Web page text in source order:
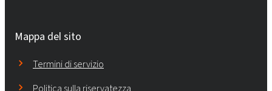
Mappa del sito
Termini di servizio
Politica sulla riservatezza